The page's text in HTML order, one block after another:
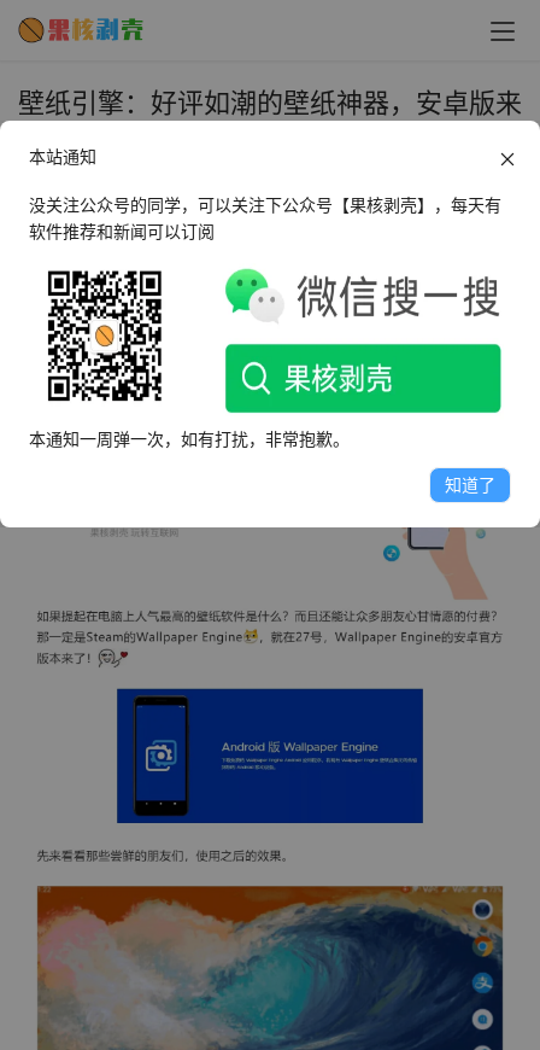
壁纸引擎：好评如潮的壁纸神器，安卓版来
2021年11月30日 上午8:54 • 微信推文
文章来自于果核剥壳公众号首发：
https://mp.weixin.qq.com/s/ABqzdu-f_1xcd-n-3Nu6eA
本站通知
没关注公众号的同学，可以关注下公众号【果核剥壳】，每天有
软件推荐和新闻可以订阅
本通知一周弹一次，如有打扰，非常抱歉。
知道了